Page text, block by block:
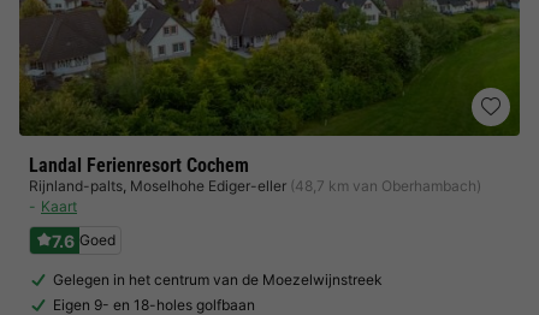
Landal Ferienresort Cochem
Rijnland-palts, Moselhohe Ediger-eller (48,7 km van Oberhambach)
Kaart
7.6 Goed
Gelegen in het centrum van de Moezelwijnstreek
Eigen 9- en 18-holes golfbaan